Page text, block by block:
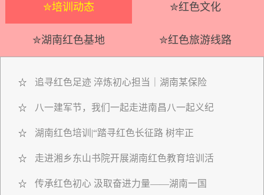
✮培训动态 ✮红色文化
✮湖南红色基地 ✮红色旅游线路
☆ 追寻红色足迹 淬炼初心担当｜湖南某保险
☆ 八一建军节，我们一起走进南昌八一起义纪
☆ 湖南红色培训|“踏寻红色长征路 树牢正
☆ 走进湘乡东山书院开展湖南红色教育培训活
☆ 传承红色初心 汲取奋进力量——湖南一国